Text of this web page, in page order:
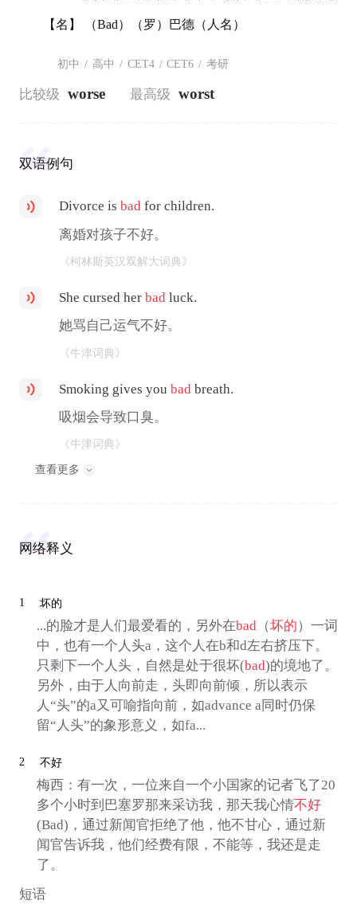
【名】 （Bad）（罗）巴德（人名）
初中 / 高中 / CET4 / CET6 / 考研
比较级 worse 最高级 worst
双语例句
Divorce isbad for children.
离婚对孩子不好。
《柯林斯英汉双解大词典》
She cursed herbad luck.
她骂自己运气不好。
《牛津词典》
Smoking gives youbad breath.
吸烟会导致口臭。
《牛津词典》
查看更多
网络释义
1 坏的
...的脸才是人们最爱看的，另外在bad （坏的）一词
中，也有一个人头a，这个人在b和d左右挤压下。
只剩下一个人头，自然是处于很坏(bad)的境地了。
另外，由于人向前走，头即向前倾，所以表示
人“头”的a又可喻指向前，如advance a同时仍保
留“人头”的象形意义，如fa...
2 不好
梅西：有一次，一位来自一个小国家的记者飞了20
多个小时到巴塞罗那来采访我，那天我心情不好
(Bad)，通过新闻官拒绝了他，他不甘心，通过新
闻官告诉我，他们经费有限，不能等，我还是走
了。
短语